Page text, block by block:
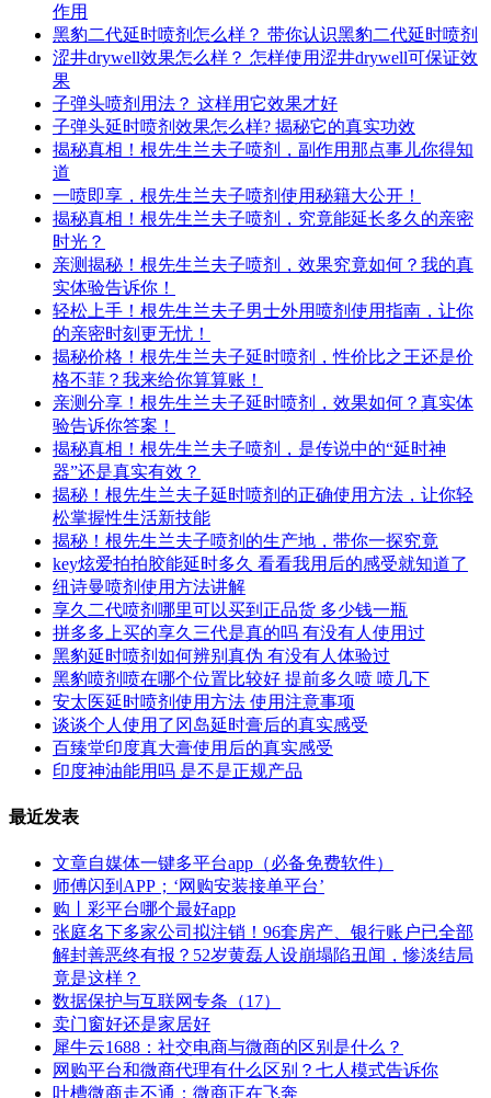
作用
黑豹二代延时喷剂怎么样？ 带你认识黑豹二代延时喷剂
涩井drywell效果怎么样？ 怎样使用涩井drywell可保证效
果
子弹头喷剂用法？ 这样用它效果才好
子弹头延时喷剂效果怎么样? 揭秘它的真实功效
揭秘真相！根先生兰夫子喷剂，副作用那点事儿你得知
道
一喷即享，根先生兰夫子喷剂使用秘籍大公开！
揭秘真相！根先生兰夫子喷剂，究竟能延长多久的亲密
时光？
亲测揭秘！根先生兰夫子喷剂，效果究竟如何？我的真
实体验告诉你！
轻松上手！根先生兰夫子男士外用喷剂使用指南，让你
的亲密时刻更无忧！
揭秘价格！根先生兰夫子延时喷剂，性价比之王还是价
格不菲？我来给你算算账！
亲测分享！根先生兰夫子延时喷剂，效果如何？真实体
验告诉你答案！
揭秘真相！根先生兰夫子喷剂，是传说中的“延时神
器”还是真实有效？
揭秘！根先生兰夫子延时喷剂的正确使用方法，让你轻
松掌握性生活新技能
揭秘！根先生兰夫子喷剂的生产地，带你一探究竟
key炫爱拍拍胶能延时多久 看看我用后的感受就知道了
纽诗曼喷剂使用方法讲解
享久二代喷剂哪里可以买到正品货 多少钱一瓶
拼多多上买的享久三代是真的吗 有没有人使用过
黑豹延时喷剂如何辨别真伪 有没有人体验过
黑豹喷剂喷在哪个位置比较好 提前多久喷 喷几下
安太医延时喷剂使用方法 使用注意事项
谈谈个人使用了冈岛延时膏后的真实感受
百臻堂印度真大膏使用后的真实感受
印度神油能用吗 是不是正规产品
最近发表
文章自媒体一键多平台app（必备免费软件）
师傅闪到APP；‘网购安装接单平台’
购丨彩平台哪个最好app
张庭名下多家公司拟注销！96套房产、银行账户已全部
解封善恶终有报？52岁黄磊人设崩塌陷丑闻，惨淡结局
竟是这样？
数据保护与互联网专条（17）
卖门窗好还是家居好
犀牛云1688：社交电商与微商的区别是什么？
网购平台和微商代理有什么区别？七人模式告诉你
吐槽微商走不通：微商正在飞奔